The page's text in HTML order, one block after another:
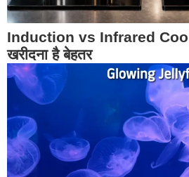
Induction vs Infrared
खरीदना है बेहतर